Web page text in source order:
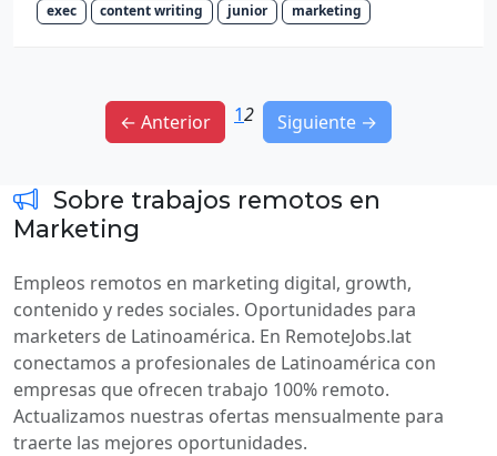
exec content writing junior marketing
← Anterior 12 Siguiente →
Sobre trabajos remotos en
Marketing
Empleos remotos en marketing digital, growth,
contenido y redes sociales. Oportunidades para
marketers de Latinoamérica. En RemoteJobs.lat
conectamos a profesionales de Latinoamérica con
empresas que ofrecen trabajo 100% remoto.
Actualizamos nuestras ofertas mensualmente para
traerte las mejores oportunidades.